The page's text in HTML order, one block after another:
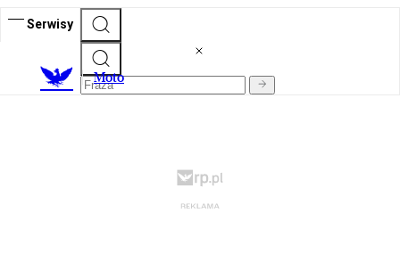
Serwisy
Moto